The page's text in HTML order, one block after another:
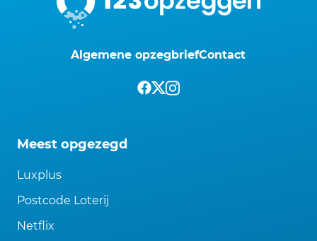
Algemene opzegbriefContact
Meest opgezegd
Luxplus
Postcode Loterij
Netflix